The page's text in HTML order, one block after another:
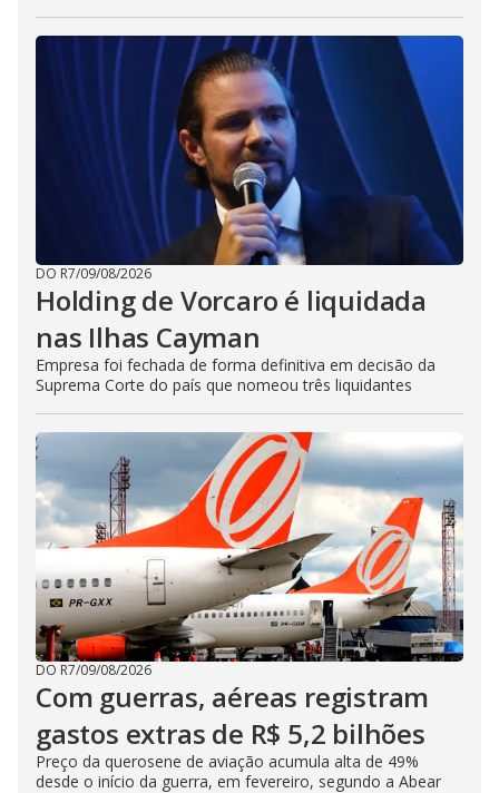
DO R7/09/08/2026
Holding de Vorcaro é liquidada
nas Ilhas Cayman
Empresa foi fechada de forma definitiva em decisão da
Suprema Corte do país que nomeou três liquidantes
DO R7/09/08/2026
Com guerras, aéreas registram
gastos extras de R$ 5,2 bilhões
Preço da querosene de aviação acumula alta de 49%
desde o início da guerra, em fevereiro, segundo a Abear